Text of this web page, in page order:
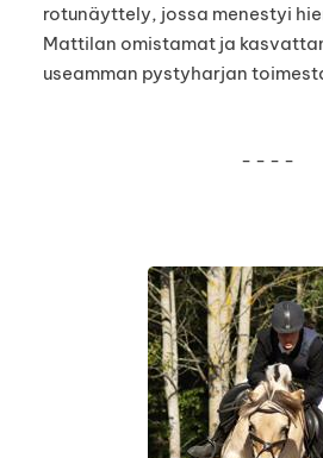
rotunäyttely, jossa menestyi
Mattilan omistamat ja
useamman pystyharjan
- - - -